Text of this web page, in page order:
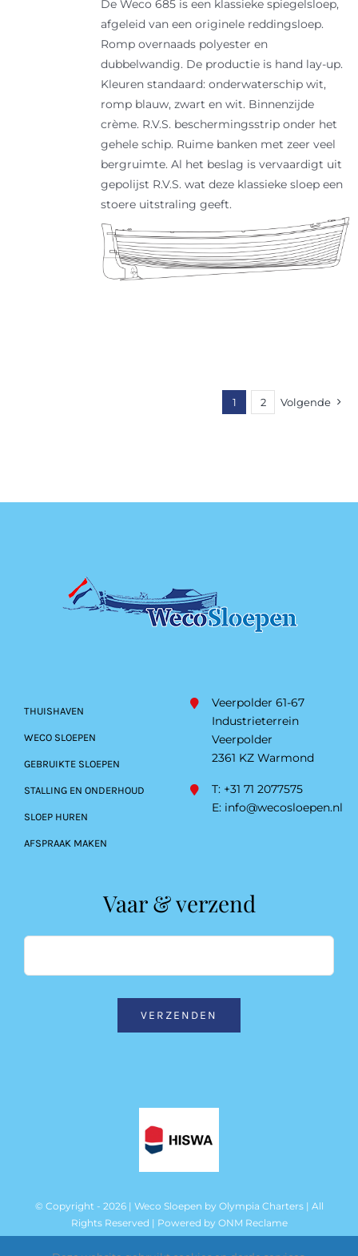
De Weco 685 is een klassieke spiegelsloep,
afgeleid van een originele reddingsloep.
Romp overnaads polyester en
dubbelwandig. De productie is hand lay-up.
Kleuren standaard: onderwaterschip wit,
romp blauw, zwart en wit. Binnenzijde
crème. R.V.S. beschermingsstrip onder het
gehele schip. Ruime banken met zeer veel
bergruimte. Al het beslag is vervaardigt uit
gepolijst R.V.S. wat deze klassieke sloep een
stoere uitstraling geeft.
1 2 Volgende
THUISHAVEN
WECO SLOEPEN
GEBRUIKTE SLOEPEN
STALLING EN ONDERHOUD
SLOEP HUREN
AFSPRAAK MAKEN
Veerpolder 61-67
Industrieterrein
Veerpolder
2361 KZ Warmond
T: +31 71 2077575
E: info@wecosloepen.nl
Vaar & verzend
VERZENDEN
© Copyright - 2026 | Weco Sloepen by Olympia Charters| All
Rights Reserved | Powered by ONM Reclame